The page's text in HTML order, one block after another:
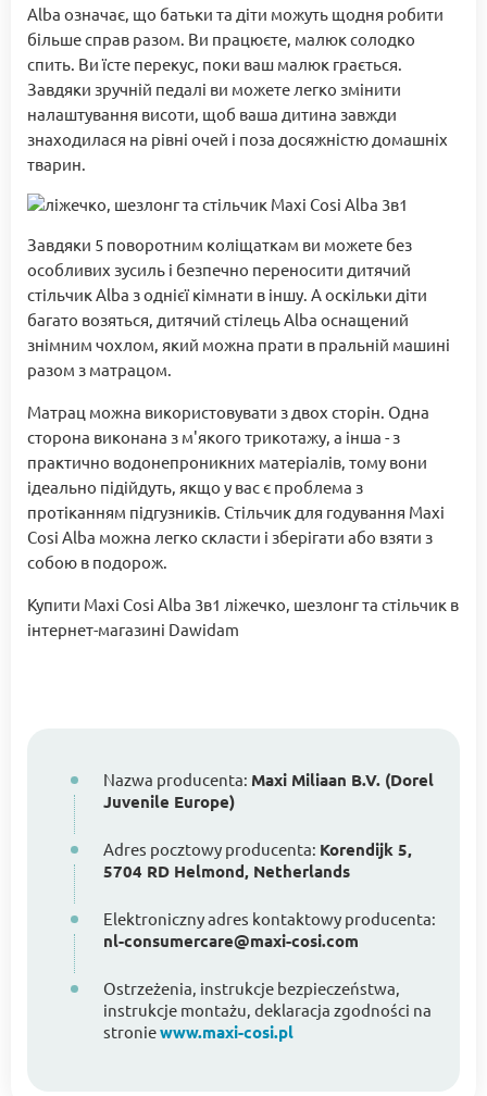
Alba означає, що батьки та діти можуть щодня робити
більше справ разом. Ви працюєте, малюк солодко
спить. Ви їсте перекус, поки ваш малюк грається.
Завдяки зручній педалі ви можете легко змінити
налаштування висоти, щоб ваша дитина завжди
знаходилася на рівні очей і поза досяжністю домашніх
тварин.
Завдяки 5 поворотним коліщаткам ви можете без
особливих зусиль і безпечно переносити дитячий
стільчик Alba з однієї кімнати в іншу. А оскільки діти
багато возяться, дитячий стілець Alba оснащений
знімним чохлом, який можна прати в пральній машині
разом з матрацом.
Матрац можна використовувати з двох сторін. Одна
сторона виконана з м'якого трикотажу, а інша - з
практично водонепроникних матеріалів, тому вони
ідеально підійдуть, якщо у вас є проблема з
протіканням підгузників. Стільчик для годування Maxi
Cosi Alba можна легко скласти і зберігати або взяти з
собою в подорож.
Купити Maxi Cosi Alba 3в1 ліжечко, шезлонг та стільчик в
інтернет-магазині Dawidam
Nazwa producenta: Maxi Miliaan B.V. (Dorel
Juvenile Europe)
Adres pocztowy producenta: Korendijk 5,
5704 RD Helmond, Netherlands
Elektroniczny adres kontaktowy producenta:
nl-consumercare@maxi-cosi.com
Ostrzeżenia, instrukcje bezpieczeństwa,
instrukcje montażu, deklaracja zgodności na
stroniewww.maxi-cosi.pl